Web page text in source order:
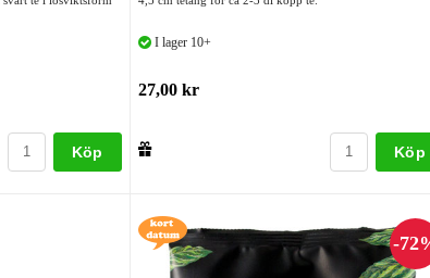
Köp
I lager 10+
27,00 kr
Köp